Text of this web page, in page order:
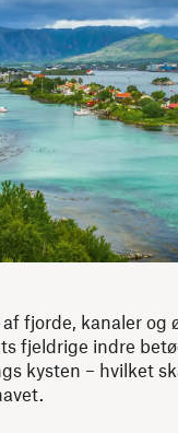
fjorde, kanaler og
fjeldrige indre
kysten – hvilket